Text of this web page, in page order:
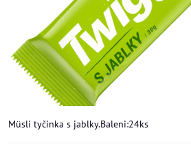
Müsli tyčinka s jablky.Baleni:24ks